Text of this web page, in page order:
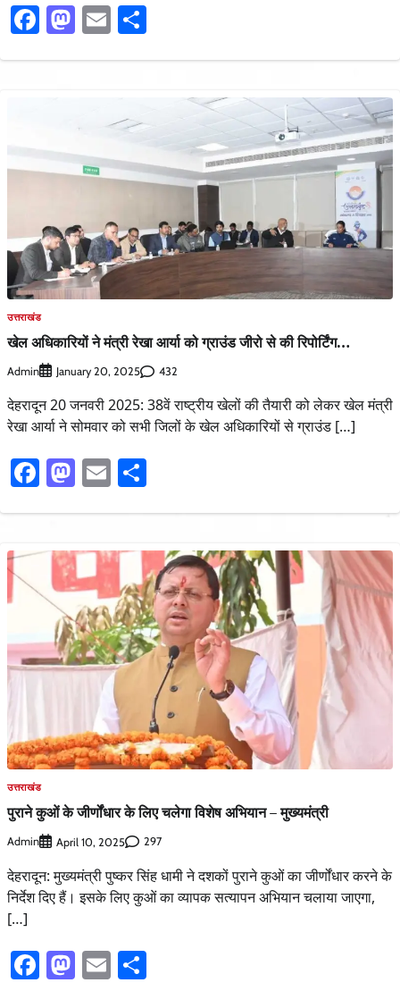
Facebook
Mastodon
Email
उत्तराखंड
खेल अधिकारियों ने मंत्री रेखा आर्या को ग्राउंड जीरो से की रिपोर्टिंग…
Admin January 20, 2025 432
देहरादून 20 जनवरी 2025: 38वें राष्ट्रीय खेलों की तैयारी को लेकर खेल मंत्री
रेखा आर्या ने सोमवार को सभी जिलों के खेल अधिकारियों से ग्राउंड […]
Facebook
Mastodon
Email
उत्तराखंड
पुराने कुओं के जीर्णोंधार के लिए चलेगा विशेष अभियान – मुख्यमंत्री
Admin April 10, 2025 297
देहरादून: मुख्यमंत्री पुष्कर सिंह धामी ने दशकों पुराने कुओं का जीर्णोंधार करने के
निर्देश दिए हैं। इसके लिए कुओं का व्यापक सत्यापन अभियान चलाया जाएगा,
[…]
Facebook
Mastodon
Email